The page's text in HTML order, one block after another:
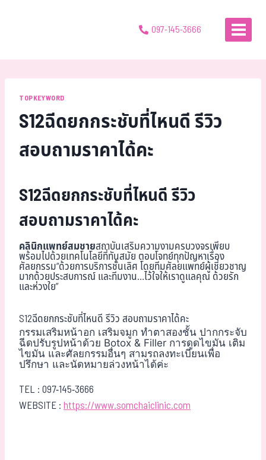
097-145-3666
TOPKEYWORD
S12ฉีดยกกระชับที่ไหนดี รีวิว
สอบถามราคาได้คะ
S12ฉีดยกกระชับที่ไหนดี รีวิว
สอบถามราคาได้คะ
คลินิกแพทย์สมชายสถาบันเสริมความงามครบวงจรเพียบ
พร้อมไปด้วยเทคโนโลยีที่ทันสมัย ตอบโจทย์ทุกปัญหาเรื่อง
ศัลยกรรม“ด้วยการบริการชั้นเลิศ โดยทีมศัลยแพทย์ผู้เชี่ยวชาญ
มากด้วยประสบการณ์ และทีมงาน…ไว้ใจให้เราดูแลคุณ ด้วยรัก
และห่วงใย”
S12ฉีดยกกระชับที่ไหนดี รีวิว สอบถามราคาได้คะ
กรรมเสริมหน้าอก เสริมจมูก ทำตาสองชั้น ปากกระจับ
ฉีดปรับรูปหน้าด้วย Botox & Filler การดูดไขมัน เติม
ไขมัน และศัลยกรรมอื่นๆ สามรถลงทะเบียนเพื่อ
ปรึกษา และนัดหมายล่วงหน้าได้ค่ะ
TEL :097-145-3666
WEBSITE :https://www.somchaiclinic.com